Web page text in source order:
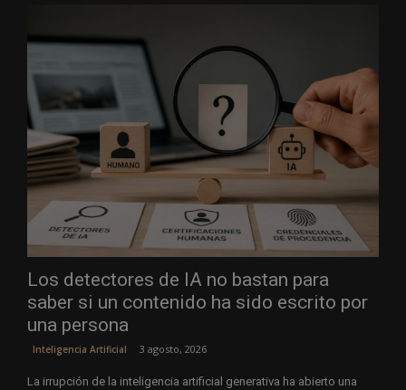
Los detectores de IA no bastan para
saber si un contenido ha sido escrito por
una persona
Inteligencia Artificial 3 agosto, 2026
La irrupción de la inteligencia artificial generativa ha abierto una